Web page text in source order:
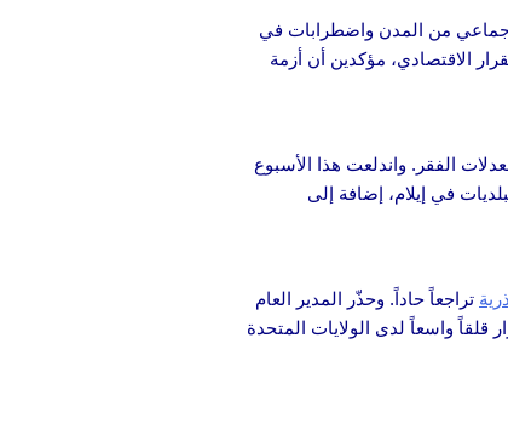
جماعي من المدن واضطرابات في
الاقتصادي، مؤكدين أن أزمة
الفقر. واندلعت هذا الأسبوع
في إيلام، إضافة إلى
تراجعاً حاداً. وحذّر المدير العام
قلقاً واسعاً لدى الولايات المتحدة